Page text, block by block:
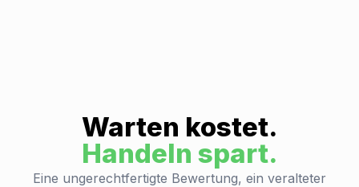
Warten kostet.
Handeln spart.
Eine ungerechtfertigte Bewertung, ein veralteter